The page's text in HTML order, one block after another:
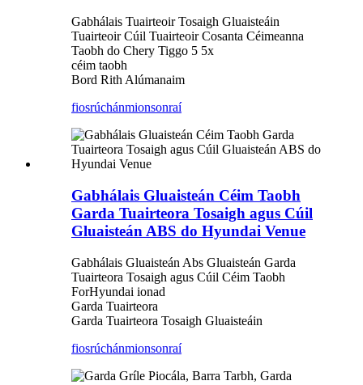
Gabhálais Tuairteoir Tosaigh Gluaisteáin
Tuairteoir Cúil Tuairteoir Cosanta Céimeanna
Taobh do Chery Tiggo 5 5x
céim taobh
Bord Rith Alúmanaim
fiosrúchánmionsonraí
Gabhálais Gluaisteán Céim Taobh
Garda Tuairteora Tosaigh agus Cúil
Gluaisteán ABS do Hyundai Venue
Gabhálais Gluaisteán Abs Gluaisteán Garda
Tuairteora Tosaigh agus Cúil Céim Taobh
ForHyundai ionad
Garda Tuairteora
Garda Tuairteora Tosaigh Gluaisteáin
fiosrúchánmionsonraí